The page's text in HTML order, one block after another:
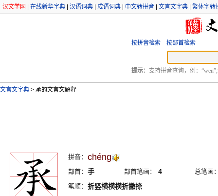
汉文学网 在线新华字典 汉语词典 成语词典 中文转拼音 文言文字典 繁体字转
按拼音检索 按部首检索
提示： 支持拼音查询，例：
文言文字典 > 承的文言文解释
拼音： chéng
部首： 手 部首笔画： 4
总笔画
笔顺： 折竖横横横折撇捺